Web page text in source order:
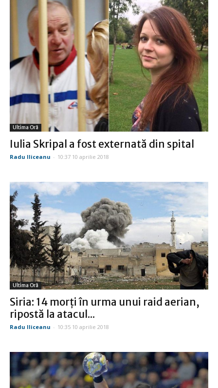
Ultima Oră
Iulia Skripal a fost externată din spital
Radu Iliceanu - 10:37 10 aprilie 2018
Ultima Oră
Siria: 14 morţi în urma unui raid aerian,
ripostă la atacul...
Radu Iliceanu - 10:35 10 aprilie 2018